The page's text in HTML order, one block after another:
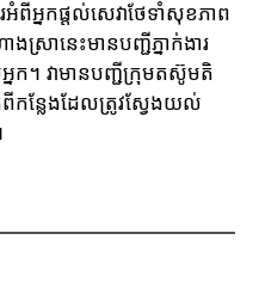
អំពីអ្នកផ្តល់សេវាថែទាំសុខភាព
ងស្រានេះមានបញ្ជីភ្នាក់ងារ
នក។ វាមានបញ្ជីក្រុមតស៊ូមតិ
ពីកន្លែងដែលត្រូវស្វែងយល់